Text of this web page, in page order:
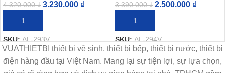
4.320.000₫ 3.230.000 ₫
THÊM VÀO GIỎ HÀNG
SKU:AL-293V
3.390.000₫ 2.500.000 ₫
THÊM VÀO GIỎ HÀNG
SKU:AL-294V
VUATHIETBI thiết bị vệ sinh, thiết bị bếp, thiết bị nước, thiết bị
điện hàng đầu tại Việt Nam. Mang lại sự tiện lợi, sự lựa chọn,